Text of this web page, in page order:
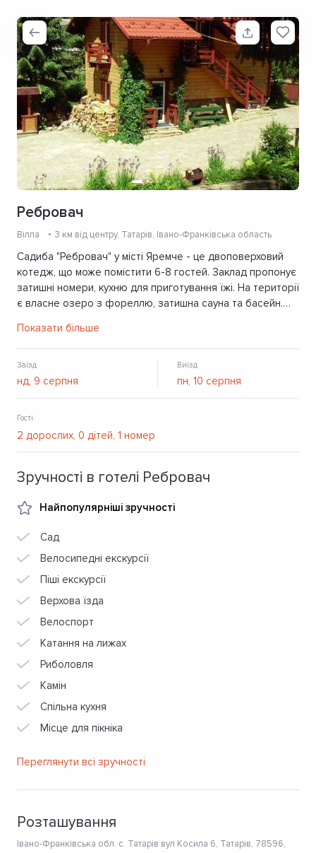
Ребровач
Вілла 3 км від центру, Татарів, Івано-Франківська область
Садиба "Ребровач" у місті Яремче - це двоповерховий
котедж, що може помістити 6-8 гостей. Заклад пропонує
затишні номери, кухню для приготування їжі. На території
є власне озеро з фореллю, затишна сауна та басейн.
Показати більше
Заїзд Виїзд
Гості
Зручності в готелі Ребровач
Найпопулярніші зручності
Сад
Велосипедні екскурсії
Піші екскурсії
Верхова їзда
Велоспорт
Катання на лижах
Риболовля
Камін
Спільна кухня
Місце для пікніка
Переглянути всі зручності
Розташування
Івано-Франківська обл. с. Татарів вул Косила 6, Татарів, 78596,